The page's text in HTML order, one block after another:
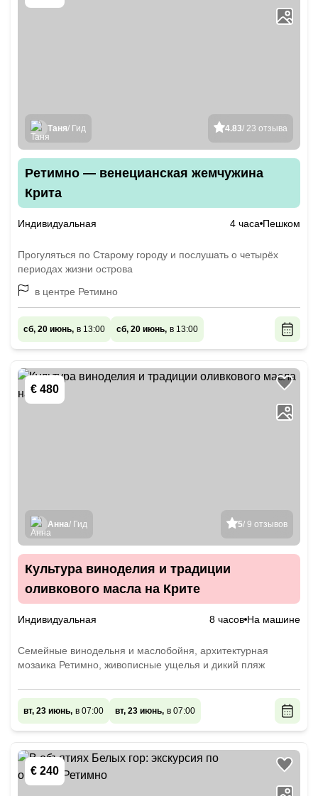
4.83/ 23 отзыва
Таня/ Гид
Ретимно — венецианская жемчужина
Крита
Индивидуальная 4 часа Пешком
Прогуляться по Старому городу и послушать о четырёх
периодах жизни острова
в центре Ретимно
сб, 20 июнь, в 13:00 сб, 20 июнь, в 13:00
€ 480
5/ 9 отзывов
Анна/ Гид
Культура виноделия и традиции
оливкового масла на Крите
Индивидуальная 8 часов На машине
Семейные винодельня и маслобойня, архитектурная
мозаика Ретимно, живописные ущелья и дикий пляж
вт, 23 июнь, в 07:00 вт, 23 июнь, в 07:00
€ 240